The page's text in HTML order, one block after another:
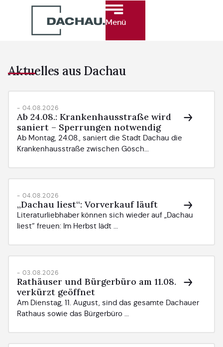
Menü
Aktuelles aus Dachau
- 04.08.2026
Ab 24.08.: Krankenhausstraße wird
saniert – Sperrungen notwendig
Ab Montag, 24.08., saniert die Stadt Dachau die
Krankenhausstraße zwischen Gösch...
- 04.08.2026
„Dachau liest“: Vorverkauf läuft
Literaturliebhaber können sich wieder auf „Dachau
liest“ freuen: Im Herbst lädt ...
- 03.08.2026
Rathäuser und Bürgerbüro am 11.08.
verkürzt geöffnet
Am Dienstag, 11. August, sind das gesamte Dachauer
Rathaus sowie das Bürgerbüro ...